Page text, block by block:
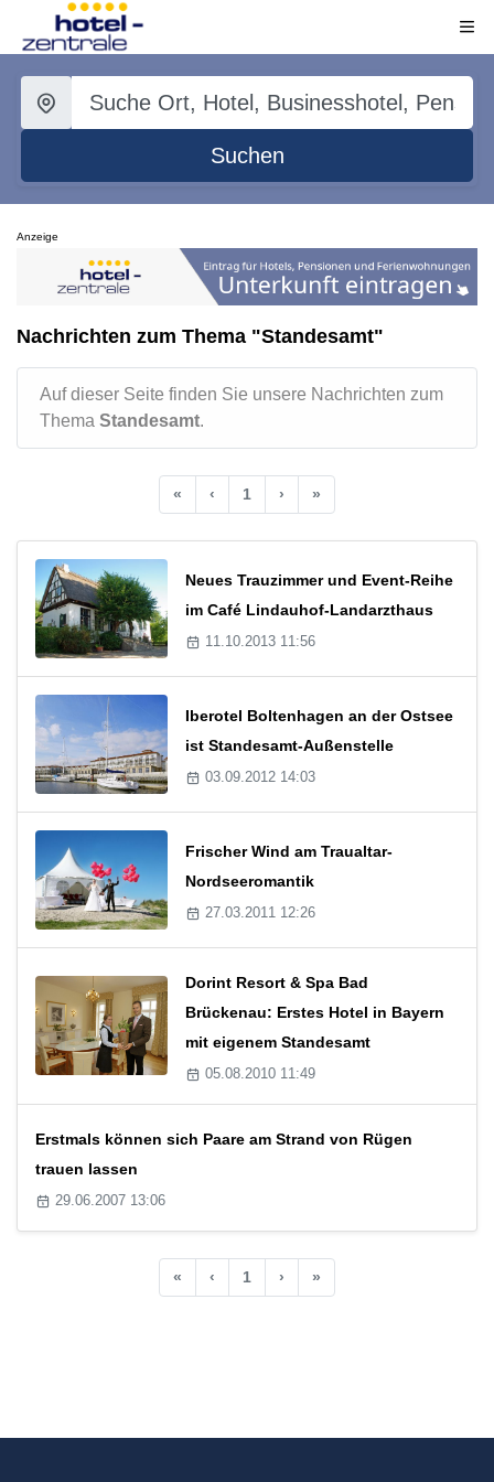
Suchen
Anzeige
Nachrichten zum Thema "Standesamt"
Auf dieser Seite finden Sie unsere Nachrichten zum
Thema Standesamt.
« ‹ 1 › »
Neues Trauzimmer und Event-Reihe
im Café Lindauhof-Landarzthaus
11.10.2013 11:56
Iberotel Boltenhagen an der Ostsee
ist Standesamt-Außenstelle
03.09.2012 14:03
Frischer Wind am Traualtar-
Nordseeromantik
27.03.2011 12:26
Dorint Resort & Spa Bad
Brückenau: Erstes Hotel in Bayern
mit eigenem Standesamt
05.08.2010 11:49
Erstmals können sich Paare am Strand von Rügen
trauen lassen
29.06.2007 13:06
« ‹ 1 › »